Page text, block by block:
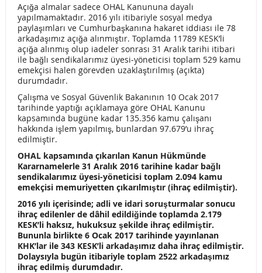
KÜTÜPHANELER HAFTASI…
8 MART KADINLARIN ULUSLARARASI BİRLİK, MÜCADELE
VE DAYANIŞMA GÜNÜ…
KÜLTÜR SANAT-SEN 3-4 MART 2017 EĞİTİM SEMİNERİ
TÜSAK OLMADI KHK’YLE YAPIYORLAR ACI KAYBIMIZ…
GÖREVDE YÜKSELME SINAV KİTABI ( ŞEF, MEMUR)
2016 YILI HAK İHLALLERİ RAPORUMUZU AÇIKLADIK
MAAŞTAN KESİLMİŞ OLAN EMEKLİ KESENEKLERİ GERİ
ANAYASA DEĞİŞİKLİĞİ TEKLİFİ DERHAL GERİ
ÇEKİLMELİDİR!
MEMUR ve MEMUR EMEKLİSİNE KÖTÜ HABER
Açığa almalar sadece OHAL Kanununa dayalı
yapılmamaktadır. 2016 yılı itibariyle sosyal medya
paylaşımları ve Cumhurbaşkanına hakaret iddiası ile 78
arkadaşımız açığa alınmıştır. Toplamda 11789 KESK’li
açığa alınmış olup iadeler sonrası 31 Aralık tarihi itibari
ile bağlı sendikalarımız üyesi-yöneticisi toplam 529 kamu
emekçisi halen görevden uzaklaştırılmış (açıkta)
durumdadır.
Çalışma ve Sosyal Güvenlik Bakanının 10 Ocak 2017
tarihinde yaptığı açıklamaya göre OHAL Kanunu
kapsamında bugüne kadar 135.356 kamu çalışanı
hakkında işlem yapılmış, bunlardan 97.679’u ihraç
edilmiştir.
OHAL kapsamında çıkarılan Kanun Hükmünde
Kararnamelerle 31 Aralık 2016 tarihine kadar bağlı
sendikalarımız üyesi-yöneticisi toplam 2.094 kamu
emekçisi memuriyetten çıkarılmıştır (ihraç edilmiştir).
2016 yılı içerisinde; adli ve idari soruşturmalar sonucu
ihraç edilenler de dâhil edildiğinde toplamda 2.179
KESK’li haksız, hukuksuz şekilde ihraç edilmiştir.
Bununla birlikte 6 Ocak 2017 tarihinde yayınlanan
KHK’lar ile 343 KESK’li arkadaşımız daha ihraç edilmiştir.
Dolaysıyla bugün itibariyle toplam 2522 arkadaşımız
ihraç edilmiş durumdadır.